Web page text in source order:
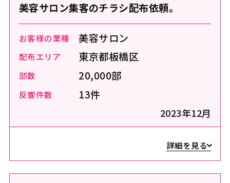
美容サロン集客のチラシ配布依頼。
お客様の業種 美容サロン
配布エリア 東京都板橋区
部数 20,000部
反響件数 13件
2023年12月
詳細を見る